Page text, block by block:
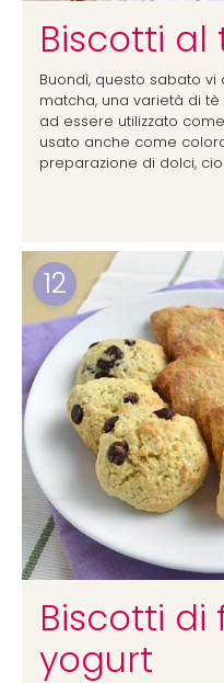
Biscotti
Buondì, questo sabato
matcha, una varietà di
ad essere utilizzato
usato anche come
preparazione di dolci,
12
Biscotti di
yogurt